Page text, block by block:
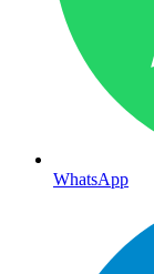
WhatsApp